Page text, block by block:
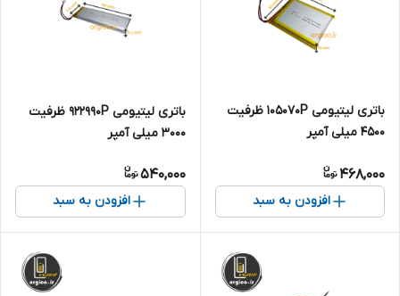
باتری لیتیومی 105070P ظرفیت
4500 میلی آمپر
468,000
افزودن به سبد
باتری لیتیومی 922990P ظرفیت
3000 میلی آمپر
540,000
افزودن به سبد